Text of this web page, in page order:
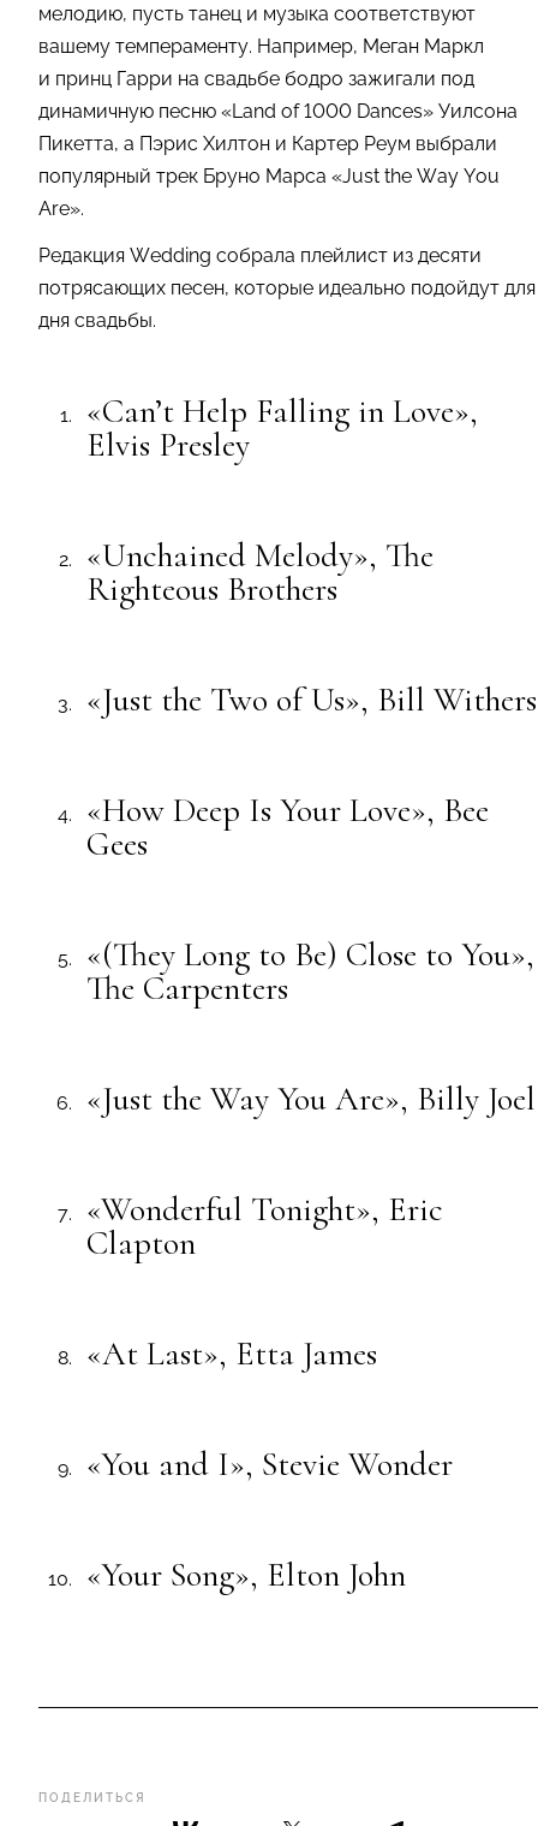
ПОДЕЛИТЬСЯ
мелодию, пусть танец и музыка соответствуют
вашему темпераменту. Например, Меган Маркл
и принц Гарри на свадьбе бодро зажигали под
динамичную песню «Land of 1000 Dances» Уилсона
Пикетта, а Пэрис Хилтон и Картер Реум выбрали
популярный трек Бруно Марса «Just the Way You
Are».
Редакция Wedding собрала плейлист из десяти
потрясающих песен, которые идеально подойдут для
дня свадьбы.
«Can’t Help Falling in Love»,
Elvis Presley
«Unchained Melody», The
Righteous Brothers
«Just the Two of Us», Bill Withers
«How Deep Is Your Love», Bee
Gees
«(They Long to Be) Close to You»,
The Carpenters
«Just the Way You Are», Billy Joel
«Wonderful Tonight», Eric
Clapton
«At Last», Etta James
«You and I», Stevie Wonder
«Your Song», Elton John